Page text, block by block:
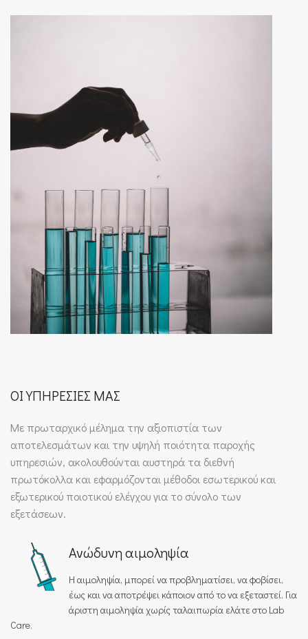
ΟΙ ΥΠΗΡΕΣΙΕΣ ΜΑΣ
Με πρωταρχικό μέλημα την αξιοπιστία των
αποτελεσμάτων και την υψηλή ποιότητα παροχής
υπηρεσιών, ακολουθούνται αυστηρά τα διεθνή
πρωτόκολλα και εφαρμόζονται μέθοδοι εσωτερικού και
εξωτερικού ποιοτικού ελέγχου για το σύνολο των
εξετάσεων.
Ανώδυνη αιμοληψία
H αιμοληψία, μπορεί να προβληματίσει, να φοβίσει,
έως και να αποτρέψει κάποιον από το να εξεταστεί. Για
άριστη αιμοληψία χωρίς ταλαιπωρία ελάτε στο Lab
Care.